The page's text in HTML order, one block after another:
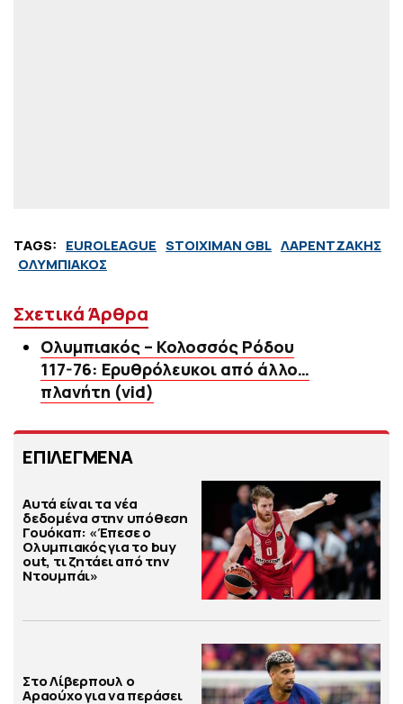
TAGS: EUROLEAGUE STOIXIMAN GBL ΛΑΡΕΝΤΖΑΚΗΣ
ΟΛΥΜΠΙΑΚΟΣ
Σχετικά Άρθρα
Ολυμπιακός – Κολοσσός Ρόδου
117-76: Ερυθρόλευκοι από άλλο…
πλανήτη (vid)
ΕΠΙΛΕΓΜΕΝΑ
Αυτά είναι τα νέα
δεδομένα στην υπόθεση
Γουόκαπ: «Έπεσε ο
Ολυμπιακός για το buy
out, τι ζητάει από την
Ντουμπάι»
Στο Λίβερπουλ ο
Αραούχο για να περάσει